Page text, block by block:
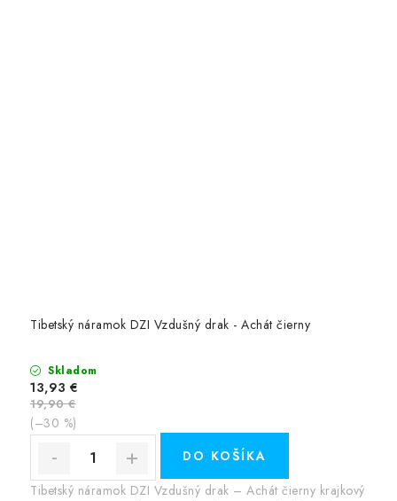
Tibetský náramok DZI Vzdušný drak - Achát čierny
Skladom
13,93 €
19,90 €
(–30 %)
DO KOŠÍKA
Tibetský náramok DZI Vzdušný drak – Achát čierny krajkový